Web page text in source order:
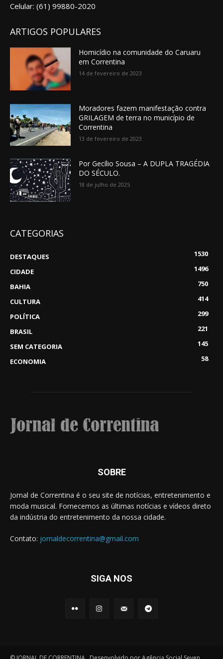
Celular: (61) 99880-2020
ARTIGOS POPULARES
Homicídio na comunidade do Caruaru
em Correntina
14 de fevereiro de 2023
Moradores fazem manifestação contra
GRILAGEM de terra no município de
Correntina
13 de fevereiro de 2023
Por Gecílio Sousa – A DUPLA TRAGÉDIA
DO SÉCULO.
18 de julho de 2025
CATEGORIAS
DESTAQUES
1530
CIDADE
1496
BAHIA
750
CULTURA
414
POLÍTICA
299
BRASIL
221
SEM CATEGORIA
145
ECONOMIA
58
SOBRE
Jornal de Correntina é o seu site de notícias, entretenimento e
moda musical. Fornecemos as últimas notícias e vídeos direto
da indústria do entretenimento da nossa cidade.
Contato: jornaldecorrentina@gmail.com
SIGA NOS